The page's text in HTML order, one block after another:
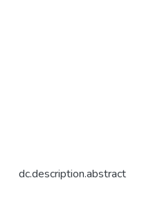
dc.description.abstract